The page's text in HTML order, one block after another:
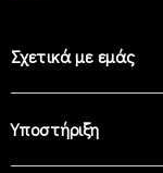
Σχετικά με εμάς
Υποστήριξη